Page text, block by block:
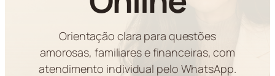
Orientação clara para questões
amorosas, familiares e financeiras, com
atendimento individual pelo WhatsApp.